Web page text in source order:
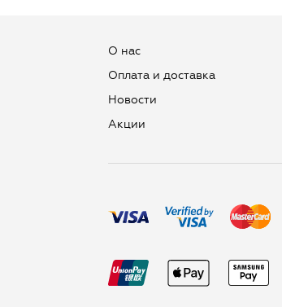
О нас
Оплата и доставка
Новости
Aкции